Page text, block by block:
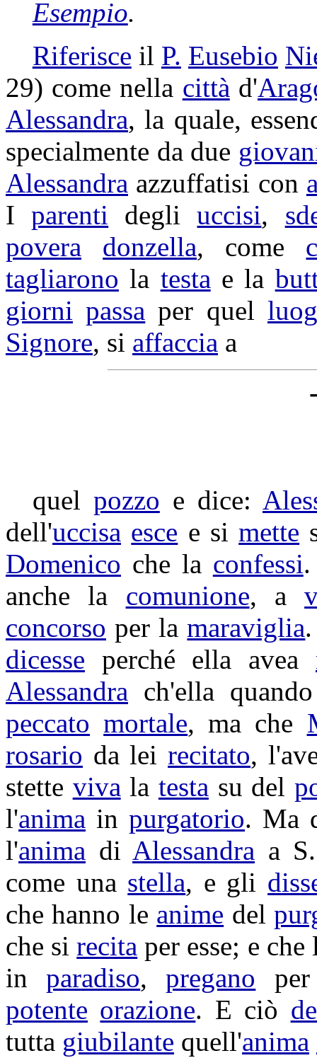
Esempio.
Riferisce il P. Eusebio
29) come nella città d'
Alessandra, la quale,
specialmente da due
Alessandra azzuffatisi con
Iparenti degliuccisi,
povera
donzella, come
tagliarono la testa e la
giorni passa per quel
Signore, si affaccia a
quel pozzo e dice:
dell'uccisa esce e simette
Domenico che la confessi
anche la comunione, a
concorso per lamaraviglia
dicesse perché ella avea
Alessandra ch'ella
peccato mortale, ma che
rosario da leirecitato,
stette viva la testa su del
l'anima inpurgatorio. Ma
l'anima di Alessandra a
come una stella, e gli
che hanno le anime del
che sirecita per esse; e
inparadiso,pregano
potente orazione. E ciò
tutta giubilante quell'anima